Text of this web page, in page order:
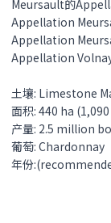
Meursault的
Appellation
Appellation
Appellation
土壤: Limestone
面积: 440 ha
产量: 2.5 million
葡萄: Chardonnay
年份